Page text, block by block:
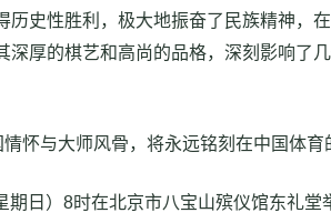
史性胜利，极大地振奋了民族精神，
厚的棋艺和高尚的品格，深刻影响了
怀与大师风骨，将永远铭刻在中国体育
日）8时在北京市八宝山殡仪馆东礼堂